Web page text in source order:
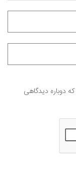
دوباره دیدگاهی